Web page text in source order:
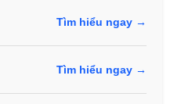
Tìm hiểu ngay →
Tìm hiểu ngay →